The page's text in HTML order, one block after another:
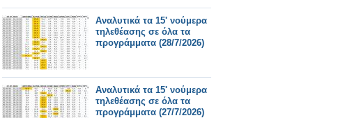
Αναλυτικά τα 15' νούμερα
τηλεθέασης σε όλα τα
προγράμματα (28/7/2026)
Αναλυτικά τα 15' νούμερα
τηλεθέασης σε όλα τα
προγράμματα (27/7/2026)